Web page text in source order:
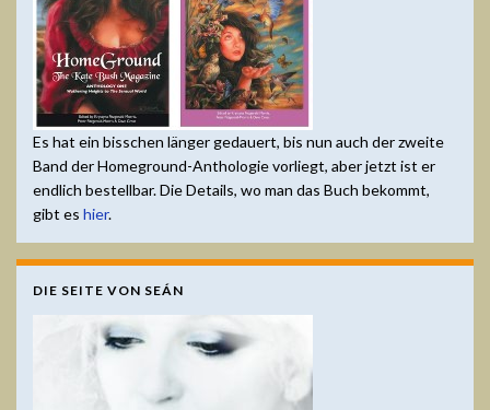
Es hat ein bisschen länger gedauert, bis nun auch der zweite
Band der Homeground-Anthologie vorliegt, aber jetzt ist er
endlich bestellbar. Die Details, wo man das Buch bekommt,
gibt es hier.
DIE SEITE VON SEÁN